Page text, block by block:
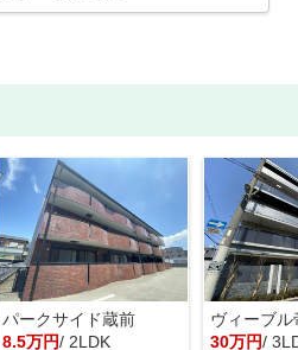
パークサイド蔵前
8.5万円/ 2LDK
ヴィーブル
30万円/